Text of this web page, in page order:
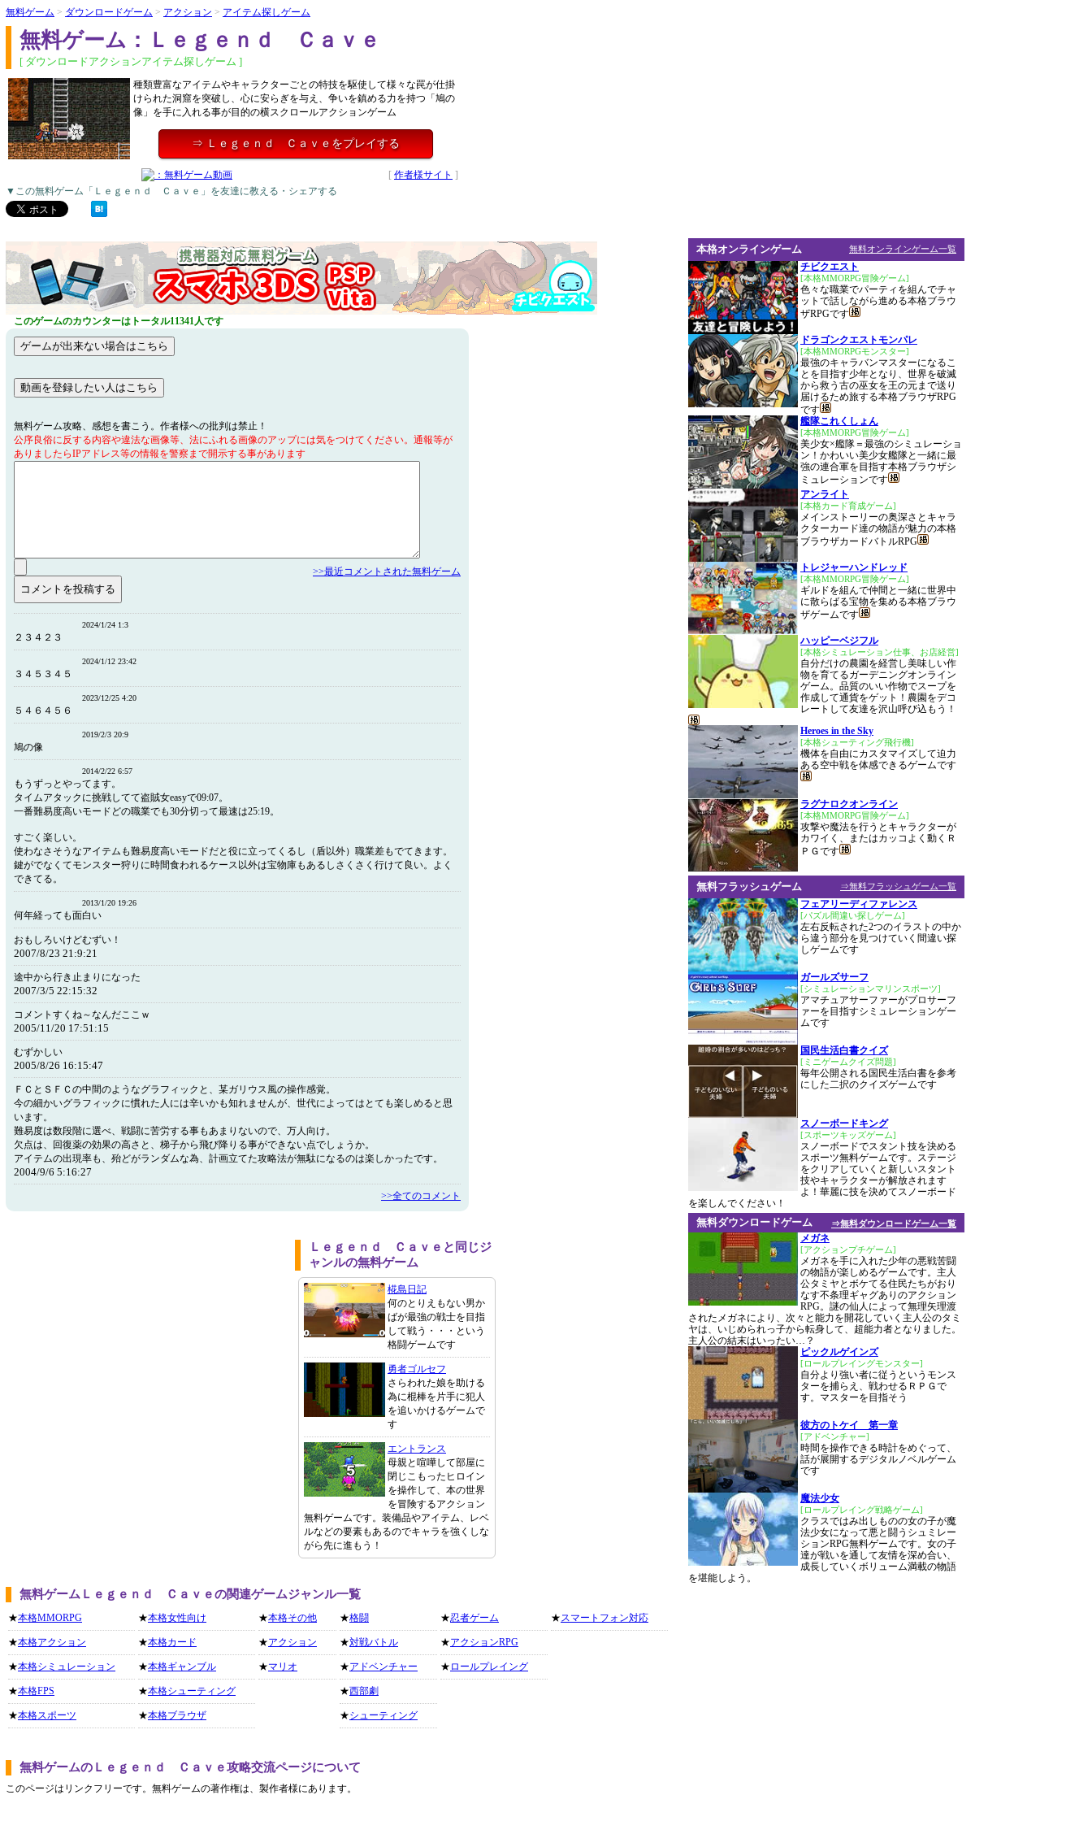
無料ゲーム > ダウンロードゲーム > アクション > アイテム探しゲーム
無料ゲーム：Ｌｅｇｅｎｄ Ｃａｖｅ
[ ダウンロードアクションアイテム探しゲーム ]
種類豊富なアイテムやキャラクターごとの特技を駆使して様々な罠が仕掛
けられた洞窟を突破し、心に安らぎを与え、争いを鎮める力を持つ「鳩の
像」を手に入れる事が目的の横スクロールアクションゲーム
⇒ Ｌｅｇｅｎｄ Ｃａｖｅをプレイする
[ 作者様サイト ]
▼この無料ゲーム「Ｌｅｇｅｎｄ Ｃａｖｅ」を友達に教える・シェアする
このゲームのカウンターはトータル11341人です
無料ゲーム攻略、感想を書こう。作者様への批判は禁止！
公序良俗に反する内容や違法な画像等、法にふれる画像のアップには気をつけてください。通報等が
ありましたらIPアドレス等の情報を警察まで開示する事があります
>>最近コメントされた無料ゲーム
2024/1/24 1:3
２３４２３
2024/1/12 23:42
３４５３４５
2023/12/25 4:20
５４６４５６
2019/2/3 20:9
鳩の像
2014/2/22 6:57
もうずっとやってます。
タイムアタックに挑戦してて盗賊女easyで09:07。
一番難易度高いモードどの職業でも30分切って最速は25:19。
すごく楽しい。
使わなさそうなアイテムも難易度高いモードだと役に立ってくるし（盾以外）職業差もでてきます。
鍵がでなくてモンスター狩りに時間食われるケース以外は宝物庫もあるしさくさく行けて良い。よく
できてる。
2013/1/20 19:26
何年経っても面白い
おもしろいけどむずい！
2007/8/23 21:9:21
途中から行き止まりになった
2007/3/5 22:15:32
コメントすくね～なんだここｗ
2005/11/20 17:51:15
むずかしい
2005/8/26 16:15:47
ＦＣとＳＦＣの中間のようなグラフィックと、某ガリウス風の操作感覚。
今の細かいグラフィックに慣れた人には辛いかも知れませんが、世代によってはとても楽しめると思
います。
難易度は数段階に選べ、戦闘に苦労する事もあまりないので、万人向け。
欠点は、回復薬の効果の高さと、梯子から飛び降りる事ができない点でしょうか。
アイテムの出現率も、殆どがランダムな為、計画立てた攻略法が無駄になるのは楽しかったです。
2004/9/6 5:16:27
>>全てのコメント
Ｌｅｇｅｎｄ Ｃａｖｅと同じジ
ャンルの無料ゲーム
椛島日記
何のとりえもない男か
ばが最強の戦士を目指
して戦う・・・という
格闘ゲームです
勇者ゴルセフ
さらわれた娘を助ける
為に棍棒を片手に犯人
を追いかけるゲームで
す
エントランス
母親と喧嘩して部屋に
閉じこもったヒロイン
を操作して、本の世界
を冒険するアクション
無料ゲームです。装備品やアイテム、レベ
ルなどの要素もあるのでキャラを強くしな
がら先に進もう！
無料ゲームＬｅｇｅｎｄ Ｃａｖｅの関連ゲームジャンル一覧
★本格MMORPG
★本格アクション
★本格シミュレーション
★本格FPS
★本格スポーツ
★本格女性向け
★本格カード
★本格ギャンブル
★本格シューティング
★本格ブラウザ
★本格その他
★アクション
★マリオ
★格闘
★対戦バトル
★アドベンチャー
★西部劇
★シューティング
★忍者ゲーム
★アクションRPG
★ ロールプレイング
★スマートフォン対応
無料ゲームのＬｅｇｅｎｄ Ｃａｖｅ攻略交流ページについて
このページはリンクフリーです。無料ゲームの著作権は、製作者様にあります。
無料オンラインゲーム一覧
本格オンラインゲーム
チビクエスト
[本格MMORPG冒険ゲーム]
色々な職業でパーティを組んでチャ
ットで話しながら進める本格ブラウ
ザRPGです
ドラゴンクエストモンパレ
[本格MMORPGモンスター]
最強のキャラバンマスターになるこ
とを目指す少年となり、世界を破滅
から救う古の巫女を王の元まで送り
届けるため旅する本格ブラウザRPG
です
艦隊これくしょん
[本格MMORPG冒険ゲーム]
美少女×艦隊＝最強のシミュレーショ
ン！かわいい美少女艦隊と一緒に最
強の連合軍を目指す本格ブラウザシ
ミュレーションです
アンライト
[本格カード育成ゲーム]
メインストーリーの奥深さとキャラ
クターカード達の物語が魅力の本格
ブラウザカードバトルRPG
トレジャーハンドレッド
[本格MMORPG冒険ゲーム]
ギルドを組んで仲間と一緒に世界中
に散らばる宝物を集める本格ブラウ
ザゲームです
ハッピーベジフル
[本格シミュレーション仕事、お店経営]
自分だけの農園を経営し美味しい作
物を育てるガーデニングオンライン
ゲーム。品質のいい作物でスープを
作成して通貨をゲット！農園をデコ
レートして友達を沢山呼び込もう！
Heroes in the Sky
[本格シューティング飛行機]
機体を自由にカスタマイズして迫力
ある空中戦を体感できるゲームです
ラグナロクオンライン
[本格MMORPG冒険ゲーム]
攻撃や魔法を行うとキャラクターが
カワイく、またはカッコよく動くＲ
ＰＧです
⇒無料フラッシュゲーム一覧
無料フラッシュゲーム
フェアリーディファレンス
[パズル間違い探しゲーム]
左右反転された2つのイラストの中か
ら違う部分を見つけていく間違い探
しゲームです
ガールズサーフ
[シミュレーションマリンスポーツ]
アマチュアサーファーがプロサーフ
ァーを目指すシミュレーションゲー
ムです
国民生活白書クイズ
[ミニゲームクイズ問題]
毎年公開される国民生活白書を参考
にした二択のクイズゲームです
スノーボードキング
[スポーツキッズゲーム]
スノーボードでスタント技を決める
スポーツ無料ゲームです。ステージ
をクリアしていくと新しいスタント
技やキャラクターが解放されます
よ！華麗に技を決めてスノーボード
を楽しんでください！
⇒無料ダウンロードゲーム一覧
無料ダウンロードゲーム
メガネ
[アクションプチゲーム]
メガネを手に入れた少年の悪戦苦闘
の物語が楽しめるゲームです。主人
公タミヤとボケてる住民たちがおり
なす不条理ギャグありのアクション
RPG。謎の仙人によって無理矢理渡
されたメガネにより、次々と能力を開花していく主人公のタミ
ヤは、いじめられっ子から転身して、超能力者となりました。
主人公の結末はいったい…？
ピックルゲインズ
[ロールプレイングモンスター]
自分より強い者に従うというモンス
ターを捕らえ、戦わせるＲＰＧで
す。マスターを目指そう
彼方のトケイ 第一章
[アドベンチャー]
時間を操作できる時計をめぐって、
話が展開するデジタルノベルゲーム
です
魔法少女
[ロールプレイング戦略ゲーム]
クラスではみ出しものの女の子が魔
法少女になって悪と闘うシュミレー
ションRPG無料ゲームです。女の子
達が戦いを通して友情を深め合い、
成長していくボリューム満載の物語
を堪能しよう。